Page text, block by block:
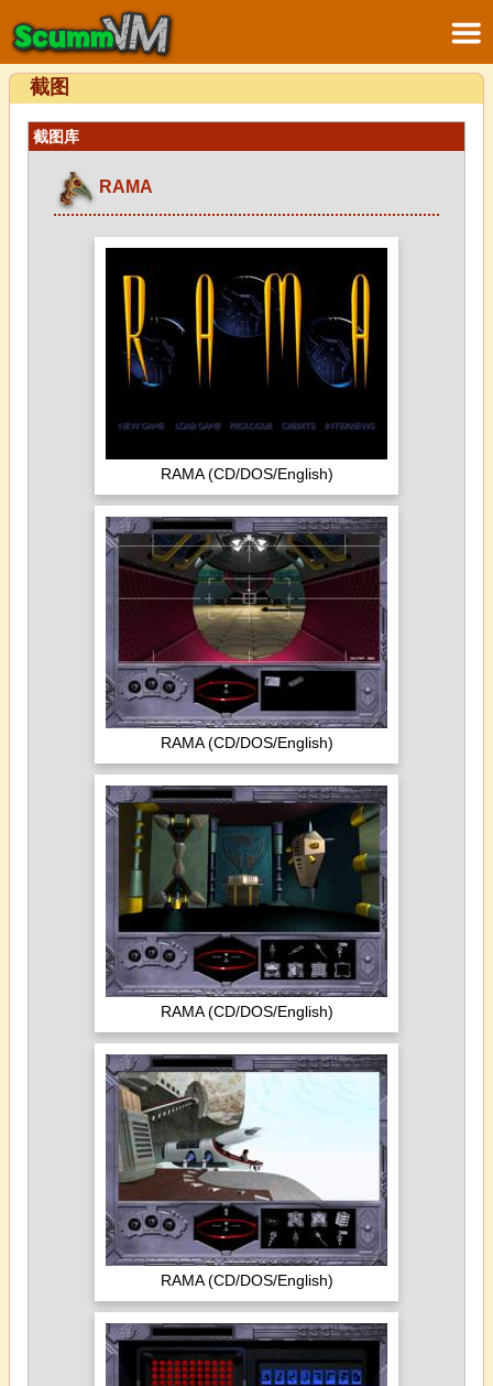
截图
截图库
RAMA
RAMA (CD/DOS/English)
RAMA (CD/DOS/English)
RAMA (CD/DOS/English)
RAMA (CD/DOS/English)